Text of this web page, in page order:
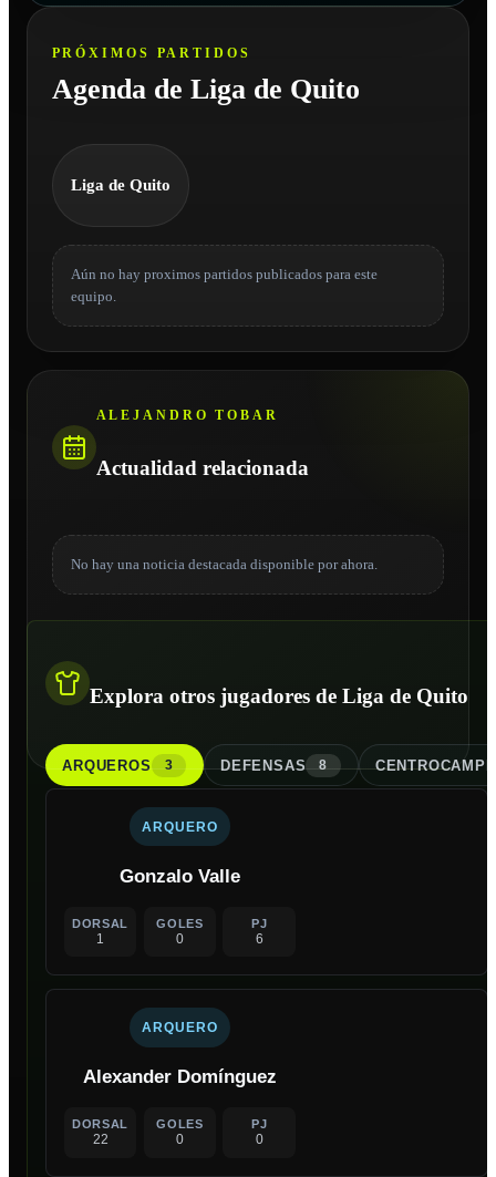
PRÓXIMOS PARTIDOS
Agenda de Liga de Quito
Liga de Quito
Aún no hay proximos partidos publicados para este
equipo.
ALEJANDRO TOBAR
Actualidad relacionada
No hay una noticia destacada disponible por ahora.
Explora otros jugadores de Liga de Quito
ARQUEROS 3 DEFENSAS 8
ARQUERO
Gonzalo Valle
DORSAL
1
GOLES
0
PJ
6
ARQUERO
Alexander Domínguez
DORSAL
22
GOLES
0
PJ
0